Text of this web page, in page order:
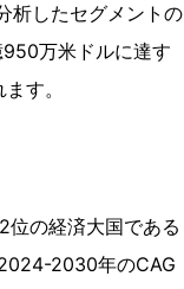
析したセグメントの
万米ドルに達す
す。
の経済大国である
2030年のCAG